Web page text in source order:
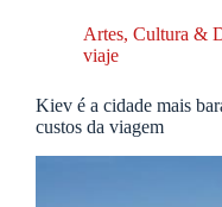
Artes, Cultura &
viaje
Kiev é a cidade mais
custos da viagem